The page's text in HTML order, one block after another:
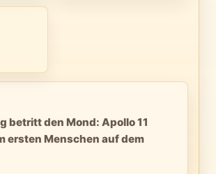
betritt den Mond: Apollo 11
ersten Menschen auf dem